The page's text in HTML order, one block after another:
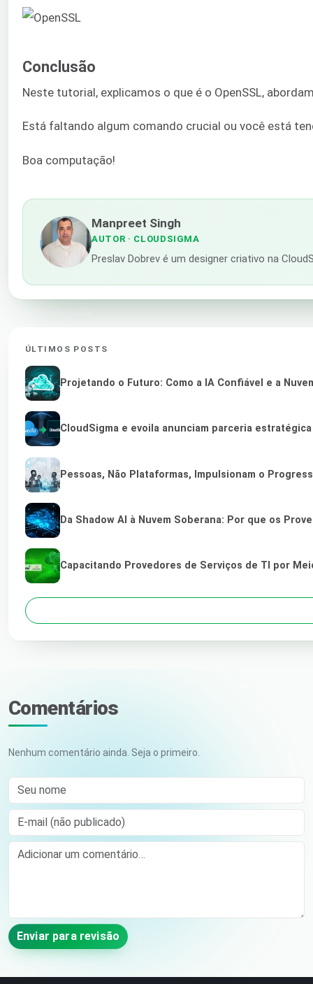
Conclusão
Neste tutorial, explicamos o que é o OpenSSL,
Está faltando algum comando crucial ou você está
Boa computação!
Manpreet Singh
AUTOR · CLOUDSIGMA
Preslav Dobrev é um designer criativo na
ÚLTIMOS POSTS
Projetando o Futuro: Como a IA Confiável e a
CloudSigma e evoila anunciam parceria
Pessoas, Não Plataformas, Impulsionam o
Da Shadow AI à Nuvem Soberana: Por que os
Capacitando Provedores de Serviços de TI por
Comentários
Nenhum comentário ainda. Seja o primeiro.
Seu nome
E-mail (não publicado)
Comment
Enviar para revisão